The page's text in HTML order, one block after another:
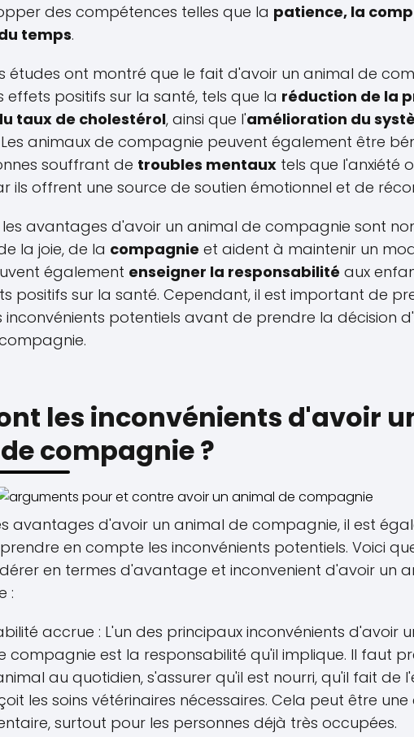
des compétences telles que la patience, la
temps.
études ont montré que le fait d'avoir un animal de
effets positifs sur la santé, tels que la réduction de la
taux de cholestérol, ainsi que l'amélioration du
Les animaux de compagnie peuvent également être
souffrant de troubles mentaux tels que l'anxiété
ils offrent une source de soutien émotionnel et de
les avantages d'avoir un animal de compagnie sont
la joie, de la compagnie et aident à maintenir un
également enseigner la responsabilité aux
positifs sur la santé. Cependant, il est important de
inconvénients potentiels avant de prendre la décision
les inconvénients d'avoir
compagnie ?
avantages d'avoir un animal de compagnie, il est
en compte les inconvénients potentiels. Voici
en termes d'avantage et inconvenient d'avoir un
:
accrue : L'un des principaux inconvénients d'avoir
compagnie est la responsabilité qu'il implique. Il faut
au quotidien, s'assurer qu'il est nourri, qu'il fait de
les soins vétérinaires nécessaires. Cela peut être
surtout pour les personnes déjà très occupées.